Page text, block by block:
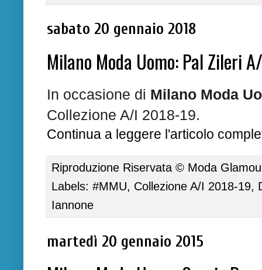
sabato 20 gennaio 2018
Milano Moda Uomo: Pal Zileri
In occasione di Milano Moda
Collezione A/I 2018-19.
Continua a leggere l'articolo
Riproduzione Riservata © Moda
Labels: #MMU, Collezione A/I 2018-19,
Iannone
martedì 20 gennaio 2015